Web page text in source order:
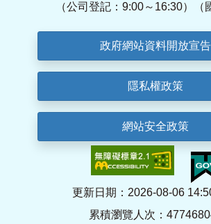
（公司登記：9:00～16:30）（
政府網站資料開放宣告
隱私權政策
網站安全政策
更新日期：2026-08-06
累積瀏覽人次：